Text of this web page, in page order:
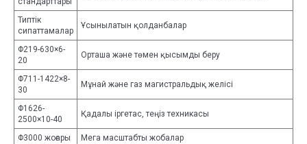
Типтік
сипаттамалар
Ұсынылатын қолданбалар
Φ219-630×6-
20
Орташа және төмен қысымды беру
Φ711-1422×8-
30
Мұнай және газ магистральдық желісі
Φ1626-
2500×10-40
Қадалы іргетас, теңіз техникасы
Φ3000 жоғары
Мега масштабты жобалар